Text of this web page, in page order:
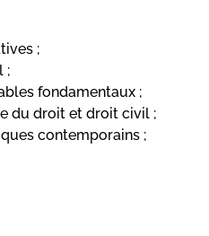
;
;
fondamentaux ;
du droit et droit civil ;
contemporains ;